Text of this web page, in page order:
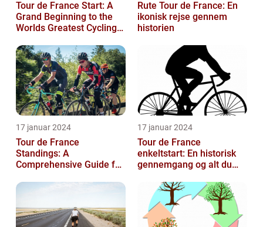
Tour de France Start: A
Grand Beginning to the
Worlds Greatest Cycling
Rute Tour de France: En
ikonisk rejse gennem
historien
17 januar 2024
Tour de France
Standings: A
Comprehensive Guide for
Enthusiasts
17 januar 2024
Tour de France
enkeltstart: En historisk
gennemgang og alt du